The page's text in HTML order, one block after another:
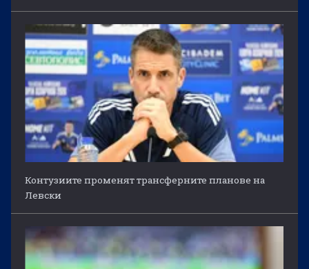
Контузиите променят трансферните планове на
Левски